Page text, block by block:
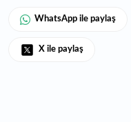
WhatsApp ile paylaş
X ile paylaş